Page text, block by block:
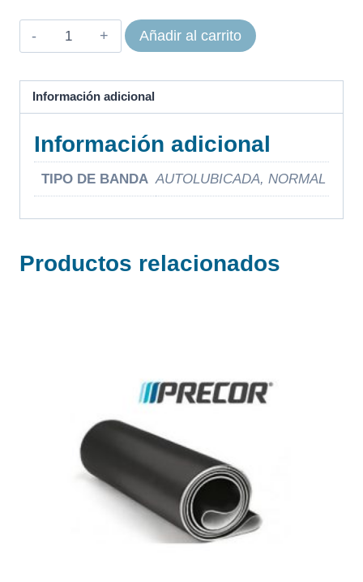
BANDA
CINTA
CORRER
BODYTONE
MODELO
ARES
cantidad
Añadir al carrito
Información adicional
Información adicional
TIPO DE BANDA AUTOLUBICADA, NORMAL
Productos relacionados